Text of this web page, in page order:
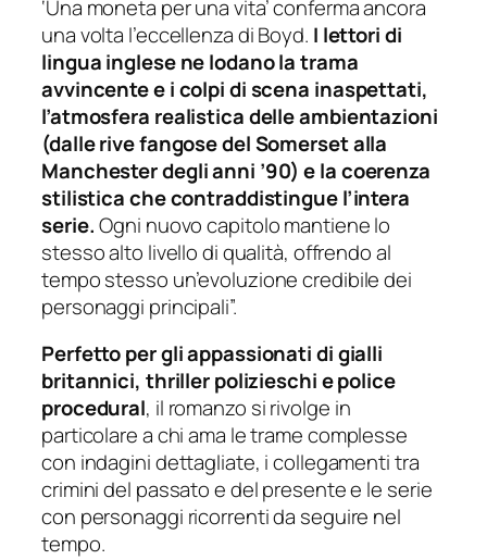
‘Una moneta per una vita’ conferma ancora
una volta l’eccellenza di Boyd. I lettori di
lingua inglese ne lodano la trama
avvincente e i colpi di scena inaspettati,
l’atmosfera realistica delle ambientazioni
(dalle rive fangose del Somerset alla
Manchester degli anni ’90) e la coerenza
stilistica che contraddistingue l’intera
serie.Ogni nuovo capitolo mantiene lo
stesso alto livello di qualità, offrendo al
tempo stesso un’evoluzione credibile dei
personaggi principali”.
Perfetto per gli appassionati di gialli
britannici, thriller polizieschi e police
procedural, il romanzo si rivolge in
particolare a chi ama le trame complesse
con indagini dettagliate, i collegamenti tra
crimini del passato e del presente e le serie
con personaggi ricorrenti da seguire nel
tempo.